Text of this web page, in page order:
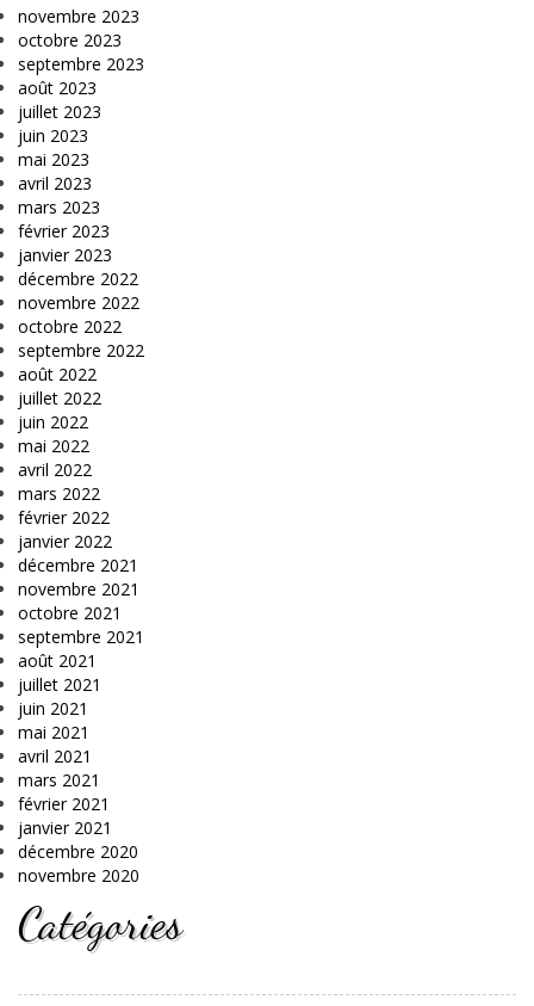
novembre 2023
octobre 2023
septembre 2023
août 2023
juillet 2023
juin 2023
mai 2023
avril 2023
mars 2023
février 2023
janvier 2023
décembre 2022
novembre 2022
octobre 2022
septembre 2022
août 2022
juillet 2022
juin 2022
mai 2022
avril 2022
mars 2022
février 2022
janvier 2022
décembre 2021
novembre 2021
octobre 2021
septembre 2021
août 2021
juillet 2021
juin 2021
mai 2021
avril 2021
mars 2021
février 2021
janvier 2021
décembre 2020
novembre 2020
Catégories